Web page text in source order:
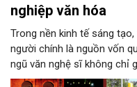
nghiệp văn hóa
Trong nền kinh tế sáng
người chính là nguồn vốn
ngũ văn nghệ sĩ không chỉ
mà còn giữ vai trò trung